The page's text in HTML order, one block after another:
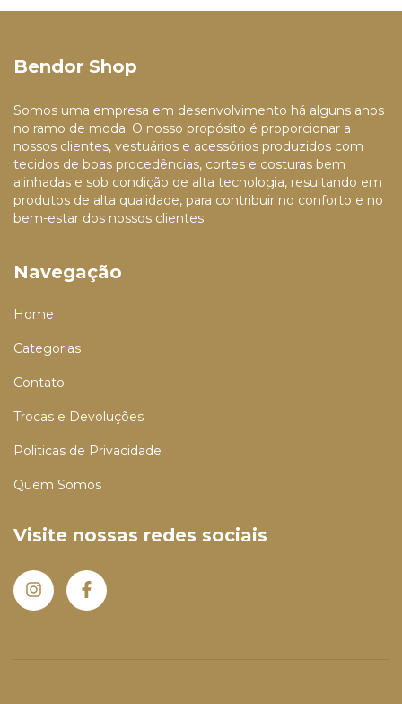
Bendor Shop
Somos uma empresa em desenvolvimento há alguns anos
no ramo de moda. O nosso propósito é proporcionar a
nossos clientes, vestuários e acessórios produzidos com
tecidos de boas procedências, cortes e costuras bem
alinhadas e sob condição de alta tecnologia, resultando em
produtos de alta qualidade, para contribuir no conforto e no
bem-estar dos nossos clientes.
Navegação
Home
Categorias
Contato
Trocas e Devoluções
Politicas de Privacidade
Quem Somos
Visite nossas redes sociais